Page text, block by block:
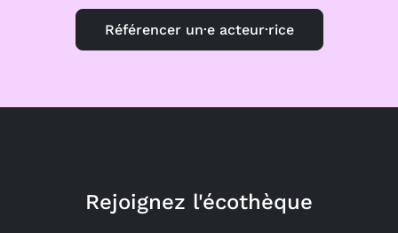
Référencer un·e acteur·rice
Rejoignez l'écothèque